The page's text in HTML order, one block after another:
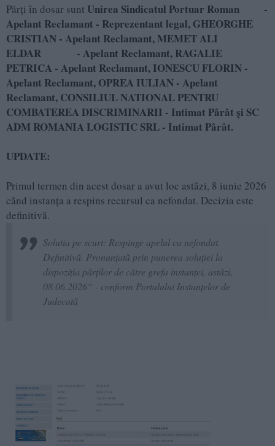
Părți în dosar sunt Unirea Sindicatul Portuar Roman -
Apelant Reclamant - Reprezentant legal, GHEORGHE
CRISTIAN - Apelant Reclamant, MEMET ALI
ELDAR - Apelant Reclamant, RAGALIE
PETRICA - Apelant Reclamant, IONESCU FLORIN -
Apelant Reclamant, OPREA IULIAN - Apelant
Reclamant, CONSILIUL NATIONAL PENTRU
COMBATEREA DISCRIMINARII - Intimat Pârât și SC
ADM ROMANIA LOGISTIC SRL - Intimat Pârât.
UPDATE:
Primul termen din acest dosar a avut loc astăzi, 8 iunie 2026
când instanța a respins recursul ca nefondat. Decizia este
definitivă.
Solutia pe scurt: Respinge apelul ca nefondat.
Definitivă. Pronunţată prin punerea soluţiei la
dispoziţia părţilor de către grefa instanţei, astăzi,
08.06.2026“ - conform Portalului Instanțelor de
Judecată